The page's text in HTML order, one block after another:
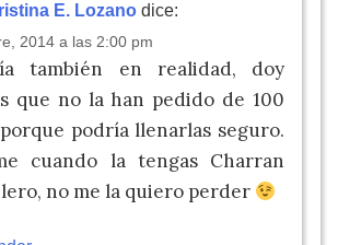
E. Lozano dice:
2014 a las 2:00 pm
también en realidad, doy
que no la han pedido de 100
podría llenarlas seguro.
cuando la tengas Charran
no me la quiero perder